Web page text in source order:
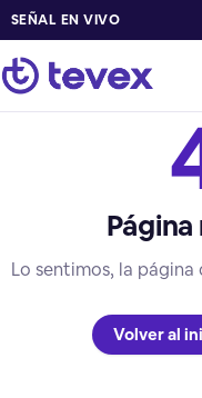
SEÑAL EN VIVO
Lo sentimos, la
Volver al